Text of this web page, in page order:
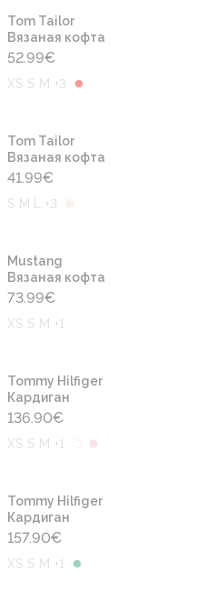
Tom Tailor
Вязаная кофта
52.99€
XS S M +3
Tom Tailor
Вязаная кофта
41.99€
S M L +3
Mustang
Вязаная кофта
73.99€
XS S M +1
Tommy Hilfiger
Кардиган
136.90€
XS S M +1
Tommy Hilfiger
Кардиган
157.90€
XS S M +1